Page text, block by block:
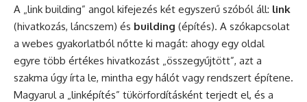
A „link building” angol kifejezés két egyszerű szóból áll: link
(hivatkozás, láncszem) és building (építés). A szókapcsolat
a webes gyakorlatból nőtte ki magát: ahogy egy oldal
egyre több értékes hivatkozást „összegyűjtött”, azt a
szakma úgy írta le, mintha egy hálót vagy rendszert építene.
Magyarul a „linképítés” tükörfordításként terjedt el, és a